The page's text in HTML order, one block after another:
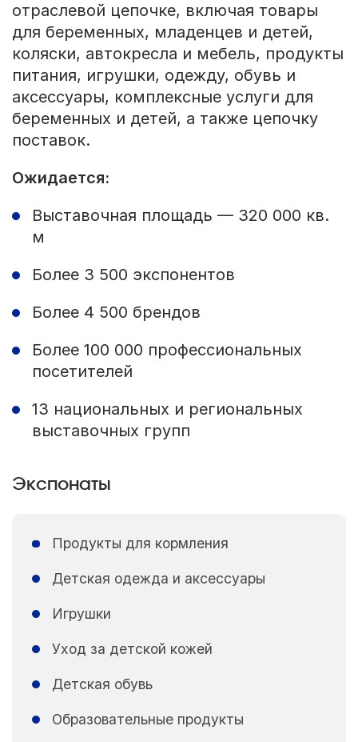
отраслевой цепочке, включая товары
для беременных, младенцев и детей,
коляски, автокресла и мебель, продукты
питания, игрушки, одежду, обувь и
аксессуары, комплексные услуги для
беременных и детей, а также цепочку
поставок.
Ожидается:
Выставочная площадь — 320 000 кв.
м
Более 3 500 экспонентов
Более 4 500 брендов
Более 100 000 профессиональных
посетителей
13 национальных и региональных
выставочных групп
Экспонаты
Продукты для кормления
Детская одежда и аксессуары
Игрушки
Уход за детской кожей
Детская обувь
Образовательные продукты